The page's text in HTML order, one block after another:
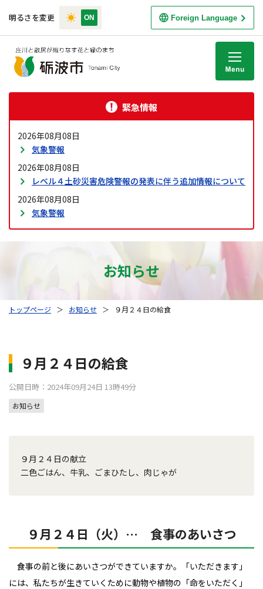
明るさを変更 Foreign Language
緊急情報
2026年08月08日
気象警報
2026年08月08日
レベル４土砂災害危険警報の発表に伴う追加情報について
2026年08月08日
気象警報
お知らせ
トップページ ＞ お知らせ ＞ ９月２４日の給食
９月２４日の給食
公開日時：2024年09月24日 13時49分
お知らせ
９月２４日の献立
二色ごはん、牛乳、ごまひたし、肉じゃが
９月２４日（火）… 食事のあいさつ
食事の前と後にあいさつができていますか。
「いただきます」
には、私たちが生きていくために動物や植物の「命をいただく」